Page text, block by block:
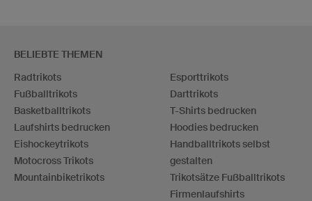
BELIEBTE THEMEN
Radtrikots
Fußballtrikots
Basketballtrikots
Laufshirts bedrucken
Eishockeytrikots
Motocross Trikots
Mountainbiketrikots
Esporttrikots
Darttrikots
T-Shirts bedrucken
Hoodies bedrucken
Handballtrikots selbst
gestalten
Trikotsätze Fußballtrikots
Firmenlaufshirts